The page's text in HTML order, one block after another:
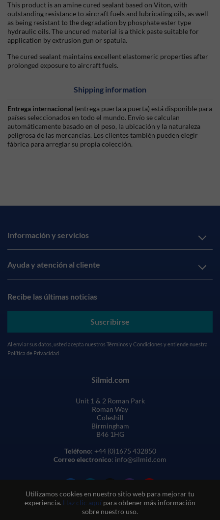
Utilizamos cookies en nuestro sitio web para mejorar tu
experiencia. Haz clic aquí para obtener más información
sobre nuestro uso.
This product is an amine cured sealant based on Viton, with
outstanding resistance to aircraft fuels and lubricating oils, as well
as being resistant to the degradation by phosphate ester type
hydraulic oils. The uncured material is a thick paste suitable for
application by extrusion gun or spatula.
The cured sealant maintains excellent elastomeric properties after
prolonged exposure to aircraft fuels.
Shipping information
Entrega internacional (entrega puerta a puerta) está disponible para
países seleccionados en todo el mundo. Envío se calculan
automáticamente basado en el peso, la ubicación y la naturaleza
peligrosa de las mercancías. Los clientes también pueden elegir
fábrica para arreglar su propia colección.
Información y servicios
Ayuda y atención al cliente
Recibe las últimas noticias
Suscribirse
Al enviar sus datos, usted acepta nuestros Términos y Condiciones y entiende nuestra
Política de Privacidad
Silmid.com
Unit 1 & 2 Roman Park
Roman Way
Coleshill
Birmingham
B46 1HG
Teléfono: +44 (0)1675 432850
Correo electronico: info@silmid.com